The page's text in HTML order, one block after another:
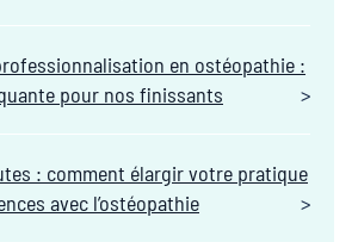
en ostéopathie :
pour nos finissants
: comment élargir votre pratique
avec l’ostéopathie